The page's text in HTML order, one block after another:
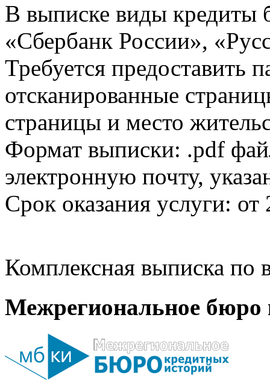
В выписке виды кредиты
«Сбербанк России»,
Требуется предоставить
отсканированные
страницы и место
Формат выписки: .pdf
электронную почту,
Срок оказания услуги: от
Комплексная выписка
Межрегиональное бюро